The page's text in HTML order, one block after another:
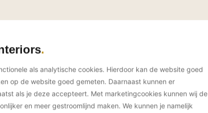
van der Veen Interior
als analytische cookies. Hierdoor kan de website goed
op de website goed gemeten. Daarnaast kunnen er
als je deze accepteert. Met marketingcookies kunnen wij de
en meer gestroomlijnd maken. We kunnen je namelijk